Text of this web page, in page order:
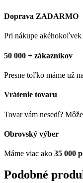
Doprava ZADARMO
Pri nákupe akéhokoľvek
50 000 + zákazníkov
Presne toľko máme už
Vrátenie tovaru
Tovar vám nesedí?
Obrovský výber
Máme viac ako 35 000
Podobné